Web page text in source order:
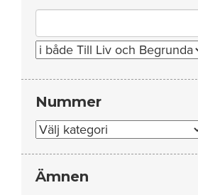
for:
Nummer
Nummer
Ämnen